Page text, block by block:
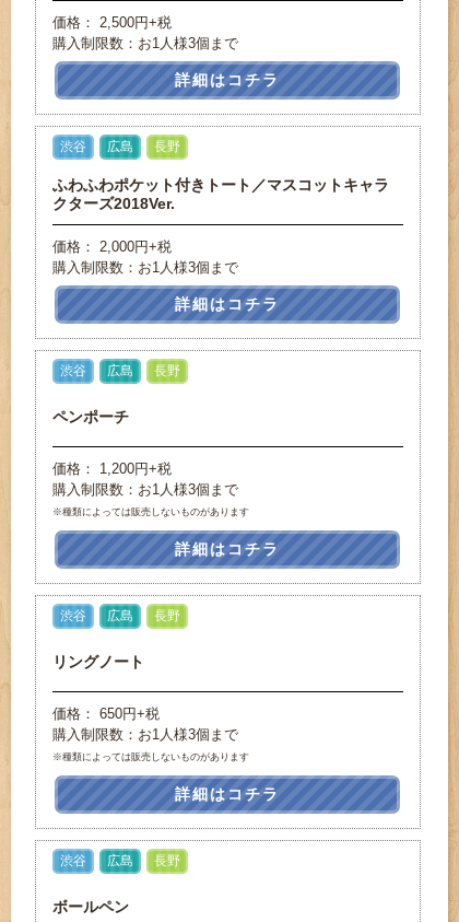
価格： 2,500円+税
購入制限数：お1人様3個まで
詳細はコチラ
渋谷 広島 長野
ふわふわポケット付きトート／マスコットキャラ
クターズ2018Ver.
価格： 2,000円+税
購入制限数：お1人様3個まで
詳細はコチラ
渋谷 広島 長野
ペンポーチ
価格： 1,200円+税
購入制限数：お1人様3個まで
※種類によっては販売しないものがあります
詳細はコチラ
渋谷 広島 長野
リングノート
価格： 650円+税
購入制限数：お1人様3個まで
※種類によっては販売しないものがあります
詳細はコチラ
渋谷 広島 長野
ボールペン